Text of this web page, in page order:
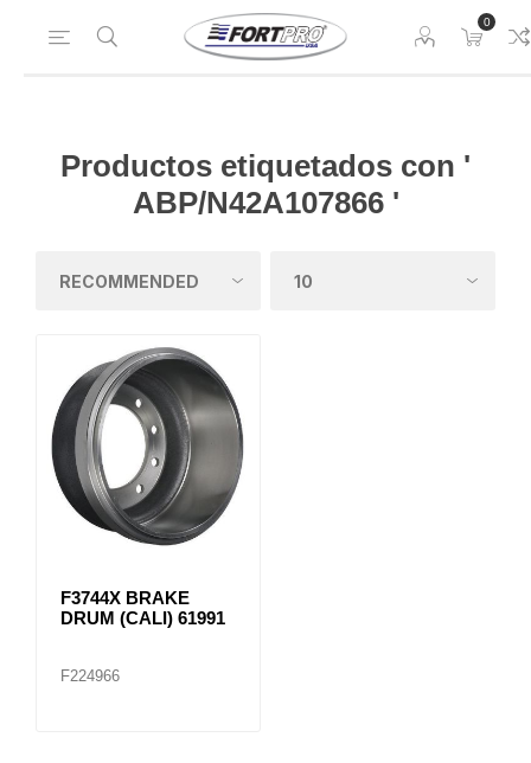
0
Productos etiquetados con '
ABP/N42A107866 '
F3744X BRAKE
DRUM (CALI) 61991
F224966